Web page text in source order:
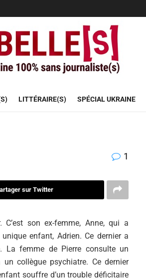
LITTÉRAIRE(S) SPÉCIAL UKRAINE
1
sur Twitter
C’est son ex-femme, Anne, qui a
enfant, Adrien. Ce dernier a
La femme de Pierre consulte un
collègue psychiatre. Ce dernier
souffre d’un trouble déficitaire